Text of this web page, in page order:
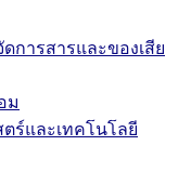
การสารและของเสีย
ม
ร์และเทคโนโลยี